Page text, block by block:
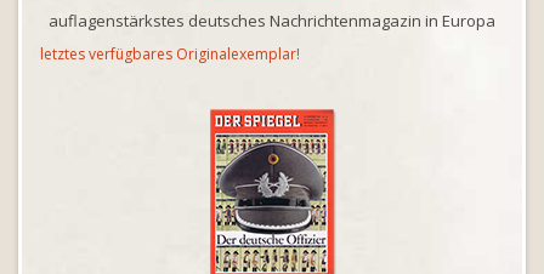
auflagenstärkstes deutsches Nachrichtenmagazin in Europa
letztes verfügbares Originalexemplar!